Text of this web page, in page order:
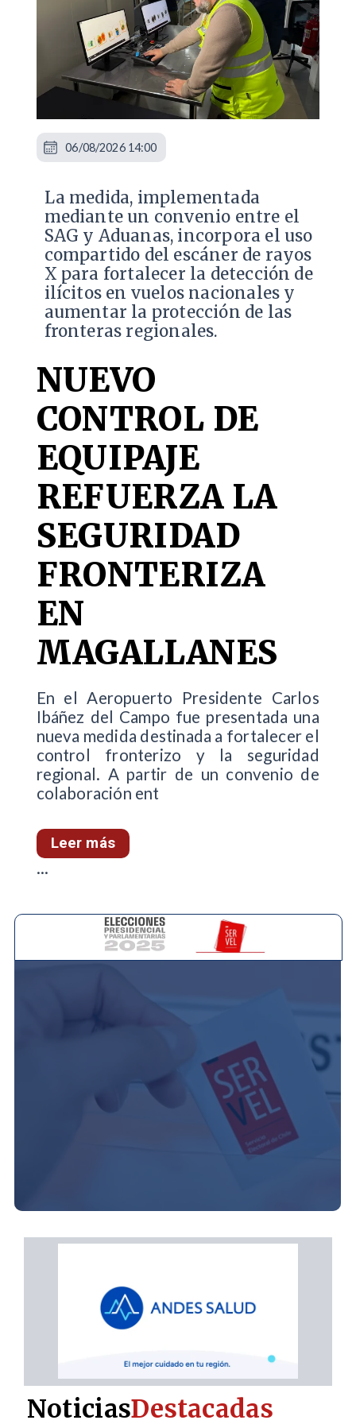
La medida, implementada
mediante un convenio entre el
SAG y Aduanas, incorpora el uso
compartido del escáner de rayos
X para fortalecer la detección de
ilícitos en vuelos nacionales y
aumentar la protección de las
fronteras regionales.
NUEVO
CONTROL DE
EQUIPAJE
REFUERZA LA
SEGURIDAD
FRONTERIZA
EN
MAGALLANES
En el Aeropuerto Presidente Carlos
Ibáñez del Campo fue presentada una
nueva medida destinada a fortalecer el
control fronterizo y la seguridad
regional. A partir de un convenio de
colaboración ent
Leer más
06/08/2026 14:00
...
NoticiasDestacadas